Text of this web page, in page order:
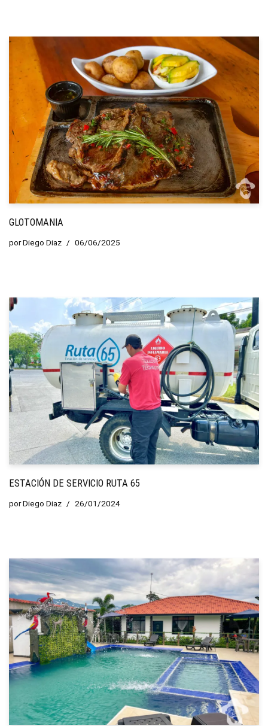
GLOTOMANIA
porDiego Diaz 06/06/2025
ESTACIÓN DE SERVICIO RUTA 65
porDiego Diaz 26/01/2024